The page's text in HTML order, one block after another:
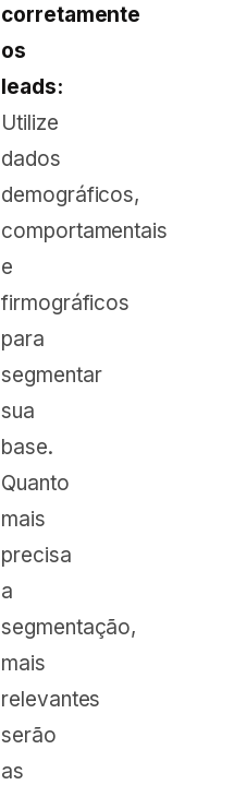
corretamente
os
leads:
Utilize
dados
demográficos,
comportamentais
e
firmográficos
para
segmentar
sua
base.
Quanto
mais
precisa
a
segmentação,
mais
relevantes
serão
as